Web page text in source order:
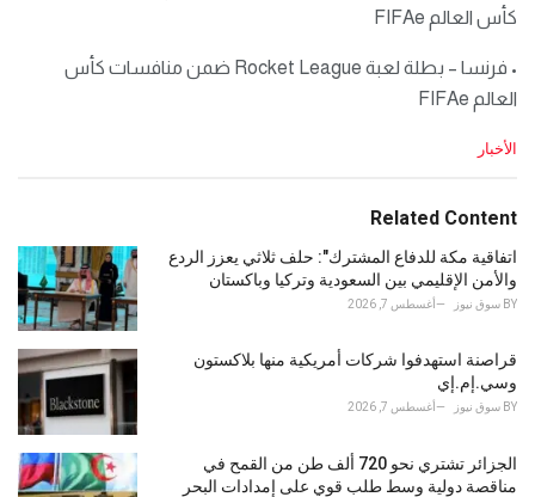
كأس العالم FIFAe
• فرنسا – بطلة لعبة Rocket League ضمن منافسات كأس
العالم FIFAe
C
e
o
r
i
:
الأخبار
Related Content
اتفاقية مكة للدفاع المشترك": حلف ثلاثي يعزز الردع
والأمن الإقليمي بين السعودية وتركيا وباكستان
BY سوق نيوز أغسطس 7, 2026
قراصنة استهدفوا شركات أمريكية منها بلاكستون
وسي.إم.إي
BY سوق نيوز أغسطس 7, 2026
الجزائر تشتري نحو 720 ألف طن من القمح في
مناقصة دولية وسط طلب قوي على إمدادات البحر